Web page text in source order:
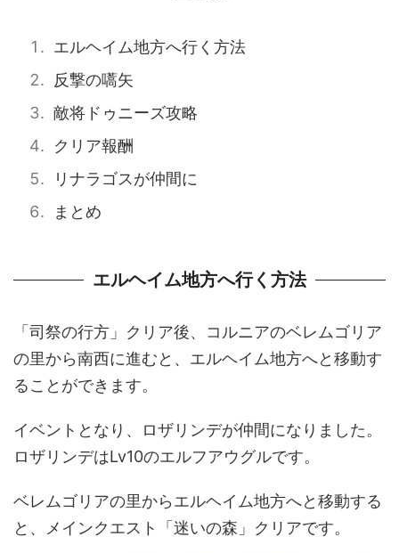
エルヘイム地方へ行く方法
反撃の嚆矢
敵将ドゥニーズ攻略
クリア報酬
リナラゴスが仲間に
まとめ
エルヘイム地方へ行く方法
「司祭の行方」クリア後、コルニアのベレムゴリア
の里から南西に進むと、エルヘイム地方へと移動す
ることができます。
イベントとなり、ロザリンデが仲間になりました。
ロザリンデはLv10のエルフアウグルです。
ベレムゴリアの里からエルヘイム地方へと移動する
と、メインクエスト「迷いの森」クリアです。